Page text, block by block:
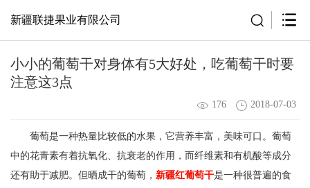
新疆联捷果业有限公司
小小的葡萄干对身体有5大好处，吃葡萄干时要
注意这3点
176 2018-07-03
葡萄是一种热量比较低的水果，它营养丰富，美味可口。葡萄
中的花青素有着抗氧化、抗衰老的作用，而纤维素和有机酸等成分
还有助于减肥。但晒成干的葡萄， 新疆红葡萄干是一种很普遍的食